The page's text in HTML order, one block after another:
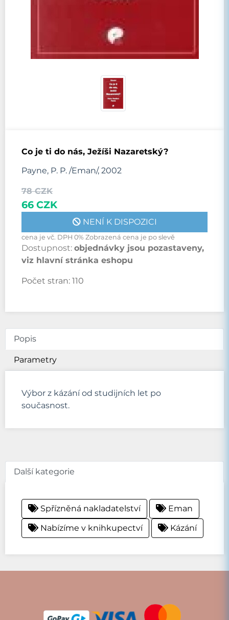
Co je ti do nás, Ježíši Nazaretský?
Payne, P. P. /Eman/, 2002
78 CZK
66 CZK
NENÍ K DISPOZICI
cena je vč. DPH 0% Zobrazená cena je po slevě
Dostupnost: objednávky jsou pozastaveny,
viz hlavní stránka eshopu
Počet stran: 110
Popis
Parametry
Výbor z kázání od studijních let po
současnost.
Další kategorie
Spřízněná nakladatelství
Eman
Nabízíme v knihkupectví
Kázání